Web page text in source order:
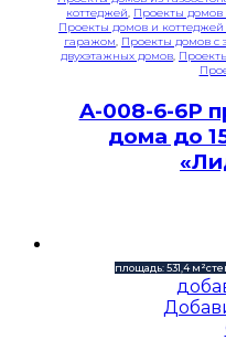
коттеджей, Проекты домов
Проекты домов и
гаражом, Проекты домов с
двухэтажных домов,
A-008-6-6P
дома до
площадь: 531,4 м²